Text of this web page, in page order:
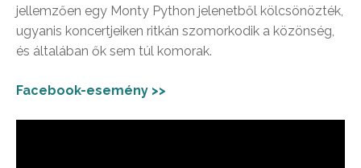
jellemzően egy Monty Python jelenetből kölcsönözték,
ugyanis koncertjeiken ritkán szomorkodik a közönség,
és általában ők sem túl komorak.
Facebook-esemény >>